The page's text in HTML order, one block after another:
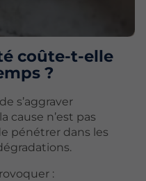
coûte-t-elle
?
s’aggraver
cause n’est pas
pénétrer dans les
: